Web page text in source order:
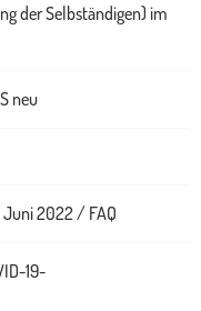
der Selbständigen) im
neu
2022 / FAQ
19-